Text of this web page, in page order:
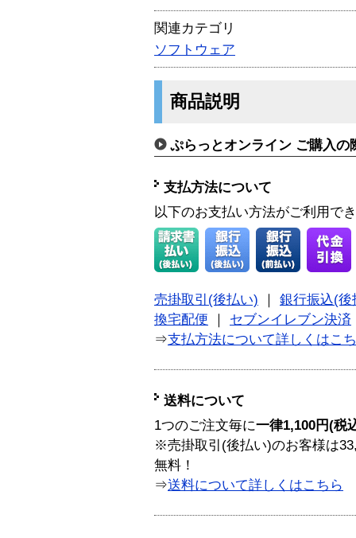
関連カテゴリ
ソフトウェア
商品説明
ぷらっとオンライン ご購入の
支払方法について
以下のお支払い方法がご利用で
売掛取引(後払い)
銀行振込(後
換宅配便
セブンイレブン決済
⇒支払方法について詳しくはこ
送料について
1つのご注文毎に一律1,100円(税
※売掛取引(後払い)のお客様は
無料！
⇒送料について詳しくはこちら